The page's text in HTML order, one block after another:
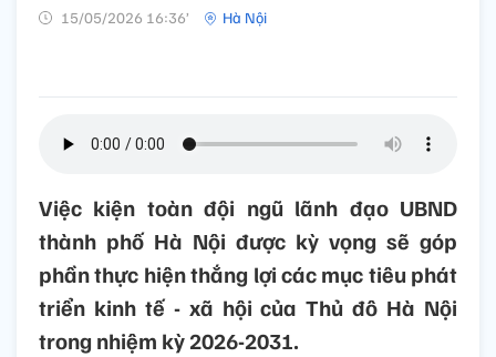
15/05/2026 16:36’ Hà Nội
Việc kiện toàn đội ngũ lãnh đạo UBND
thành phố Hà Nội được kỳ vọng sẽ góp
phần thực hiện thắng lợi các mục tiêu phát
triển kinh tế - xã hội của Thủ đô Hà Nội
trong nhiệm kỳ 2026-2031.